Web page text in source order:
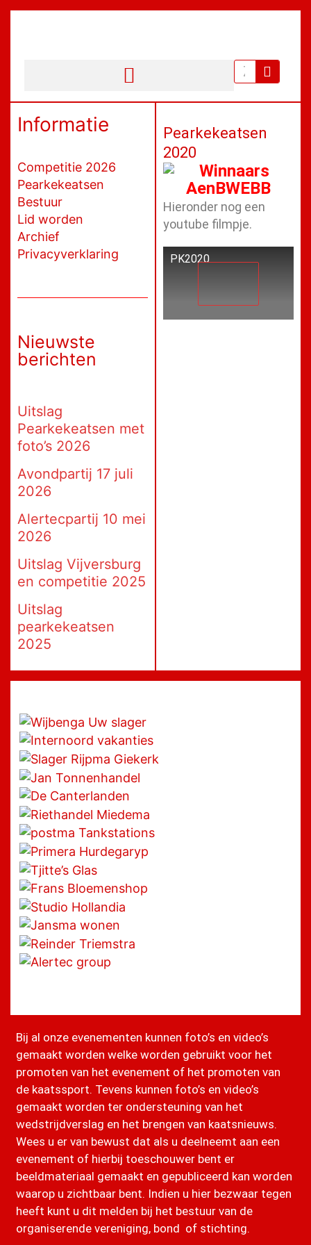
Ga
Zoeken
Informatie
Competitie 2026
Pearkekeatsen
Bestuur
Lid worden
Archief
Privacyverklaring
Nieuwste
berichten
Uitslag
Pearkekeatsen met
foto’s 2026
Avondpartij 17 juli
2026
Alertecpartij 10 mei
2026
Uitslag Vijversburg
en competitie 2025
Uitslag
pearkekeatsen
2025
Pearkekeatsen
2020
Hieronder nog een
youtube filmpje.
PK2020
Bij al onze evenementen kunnen foto’s en video’s
gemaakt worden welke worden gebruikt voor het
promoten van het evenement of het promoten van
de kaatssport. Tevens kunnen foto’s en video’s
gemaakt worden ter ondersteuning van het
wedstrijdverslag en het brengen van kaatsnieuws.
Wees u er van bewust dat als u deelneemt aan een
evenement of hierbij toeschouwer bent er
beeldmateriaal gemaakt en gepubliceerd kan worden
waarop u zichtbaar bent. Indien u hier bezwaar tegen
heeft kunt u dit melden bij het bestuur van de
organiserende vereniging, bond of stichting.